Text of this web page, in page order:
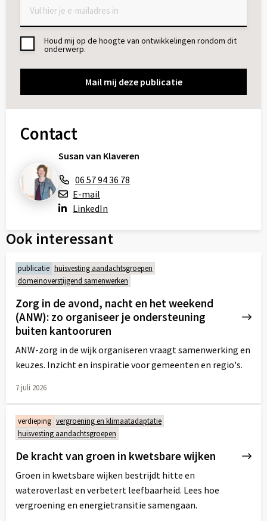
Toestemming
Houd mij op de hoogte van ontwikkelingen rondom dit
onderwerp.
Contact
Susan van Klaveren
06 57 94 36 78
E-mail
LinkedIn
Ook interessant
publicatie huisvesting aandachtsgroepen
domeinoverstijgend samenwerken
Zorg in de avond, nacht en het weekend
(ANW): zo organiseer je ondersteuning
buiten kantooruren
ANW-zorg in de wijk organiseren vraagt samenwerking en
keuzes. Inzicht en inspiratie voor gemeenten en regio's.
7 juli 2026
meer
over
verdieping vergroening en klimaatadaptatie
huisvesting aandachtsgroepen
De kracht van groen in kwetsbare wijken
Groen in kwetsbare wijken bestrijdt hitte en
wateroverlast en verbetert leefbaarheid. Lees hoe
vergroening en energietransitie samengaan.